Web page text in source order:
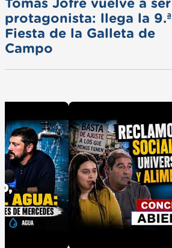
Tomás Jofré vuelve a ser
protagonista: llega la 9.ª
Fiesta de la Galleta de
Campo